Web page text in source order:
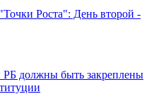
Роста": День второй -
должны быть закреплены